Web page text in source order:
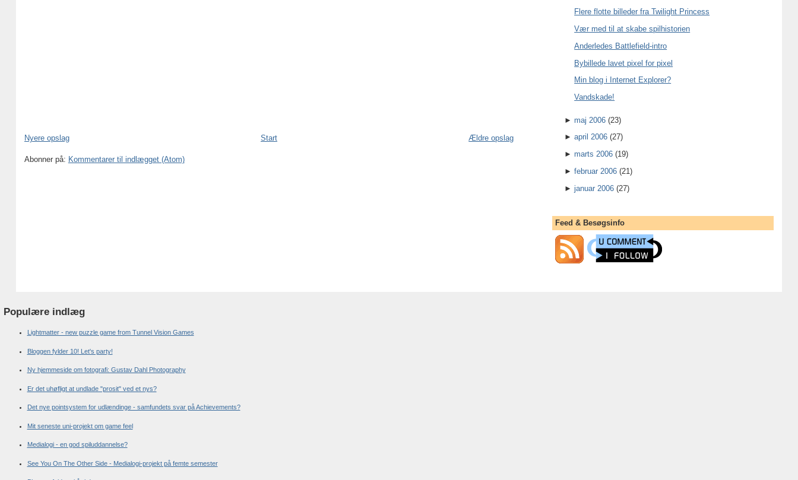
Nyere opslag Ældre opslag
Start
Abonner på: Kommentarer til indlægget (Atom)
Flere flotte billeder fra Twilight Princess
Vær med til at skabe spilhistorien
Anderledes Battlefield-intro
Bybillede lavet pixel for pixel
Min blog i Internet Explorer?
Vandskade!
►maj 2006 (23)
►april 2006 (27)
►marts 2006 (19)
►februar 2006 (21)
►januar 2006 (27)
Feed & Besøgsinfo
Populære indlæg
Lightmatter - new puzzle game from Tunnel Vision Games
Bloggen fylder 10! Let's party!
Ny hjemmeside om fotografi: Gustav Dahl Photography
Er det uhøfligt at undlade "prosit" ved et nys?
Det nye pointsystem for udlændinge - samfundets svar på Achievements?
Mit seneste uni-projekt om game feel
Medialogi - en god spiluddannelse?
See You On The Other Side - Medialogi-projekt på femte semester